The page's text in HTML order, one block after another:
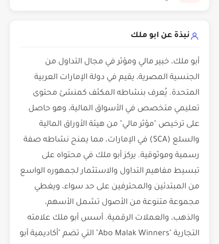
نبذة عن ابو ملك
أبو ملك، خبير مالي ومؤثر في مجال التداول من
الجنسية المصرية، يقيم في دولة الإمارات العربية
المتحدة. يُعرف بنشاطه المكثف كمنشئ محتوى
تعليمي متخصص في الأسواق المالية، وهو حاصل
على ترخيص "مؤثر مالي" من هيئة الأوراق المالية
والسلع (SCA) في الإمارات، مما يمنح نشاطه صفة
رسمية وموثوقية. يركز أبو ملك في محتواه على
تبسيط مفاهيم التداول والاستثمار لجمهوره الواسع
من المبتدئين والمحترفين على حد سواء، ويغطي
مجموعة متنوعة من الأصول تشمل الأسهم،
والذهب، والعملات الرقمية. أسس أبو ملك علامته
التجارية "Abo Malak Winners" التي تضم "أكاديمية أبو